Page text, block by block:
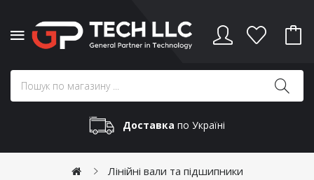
Доставка по Україні
Лінійні вали та підшипники